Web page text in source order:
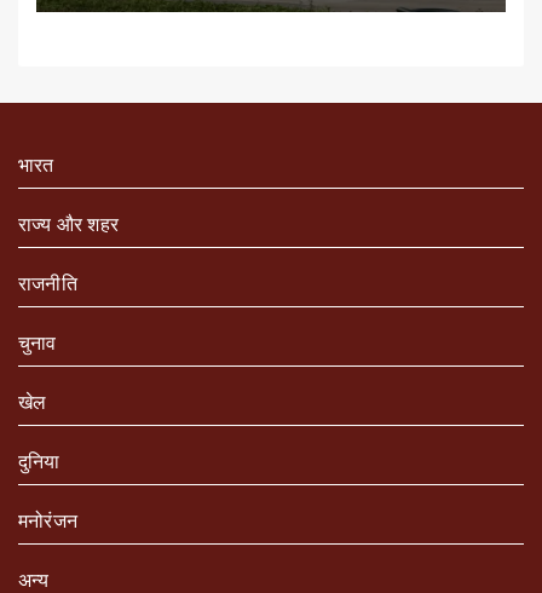
भारत
राज्य और शहर
राजनीति
चुनाव
खेल
दुनिया
मनोरंजन
अन्य